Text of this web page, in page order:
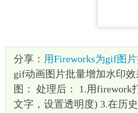
分享： 用Fireworks为gif图
gif动画图片批量增加水印
图： 处理后： 1.用
文字，设置透明度) 3.在历